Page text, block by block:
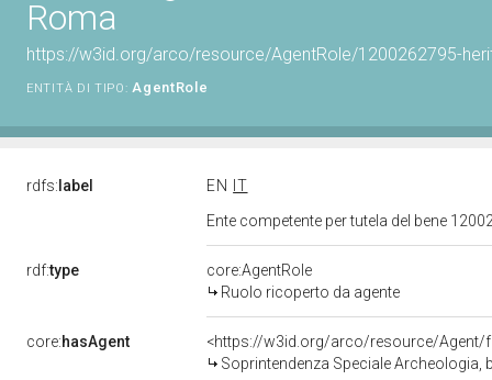
Roma
https://w3id.org/arco/resource/AgentRole/1200262795-
ENTITÀ DI TIPO: AgentRole
rdfs: label EN
IT
Ente competente per tutela del bene
rdf:type
core:AgentRole
Ruolo ricoperto da agente
core:hasAgent
<https://w3id.org/arco/resource/Agent/
Soprintendenza Speciale Archeologia,